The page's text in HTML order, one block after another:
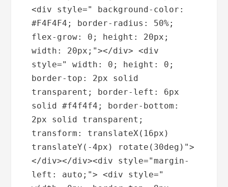
<div style=" background-color:
#F4F4F4; border-radius: 50%;
flex-grow: 0; height: 20px;
width: 20px;"></div> <div
style=" width: 0; height: 0;
border-top: 2px solid
transparent; border-left: 6px
solid #f4f4f4; border-bottom:
2px solid transparent;
transform: translateX(16px)
translateY(-4px) rotate(30deg)">
</div></div><div style="margin-
left: auto;"> <div style="